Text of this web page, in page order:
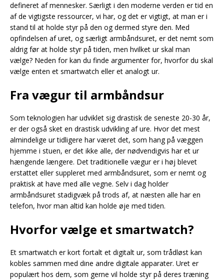
defineret af mennesker. Særligt i den moderne verden er tid en
af de vigtigste ressourcer, vi har, og det er vigtigt, at man er i
stand til at holde styr på den og dermed styre den. Med
opfindelsen af uret, og særligt armbåndsuret, er det nemt som
aldrig før at holde styr på tiden, men hvilket ur skal man
vælge? Neden for kan du finde argumenter for, hvorfor du skal
vælge enten et smartwatch eller et analogt ur.
Fra vægur til armbåndsur
Som teknologien har udviklet sig drastisk de seneste 20-30 år,
er der også sket en drastisk udvikling af ure. Hvor det mest
almindelige ur tidligere har været det, som hang på væggen
hjemme i stuen, er det ikke alle, der nødvendigvis har et ur
hængende længere. Det traditionelle vægur er i høj blevet
erstattet eller suppleret med armbåndsuret, som er nemt og
praktisk at have med alle vegne. Selv i dag holder
armbåndsuret stadigvæk på trods af, at næsten alle har en
telefon, hvor man altid kan holde øje med tiden.
Hvorfor vælge et smartwatch?
Et smartwatch er kort fortalt et digitalt ur, som trådløst kan
kobles sammen med dine andre digitale apparater. Uret er
populært hos dem, som gerne vil holde styr på deres træning